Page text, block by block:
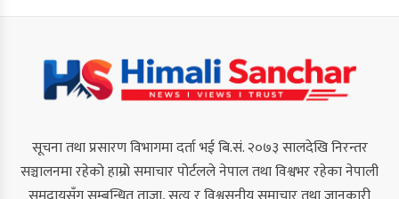
सूचना तथा प्रसारण विभागमा दर्ता भई बि.सं. २०७३ सालदेखि निरन्तर
सञ्चालनमा रहेको हाम्रो समाचार पोर्टलले नेपाल तथा विश्वभर रहेका नेपाली